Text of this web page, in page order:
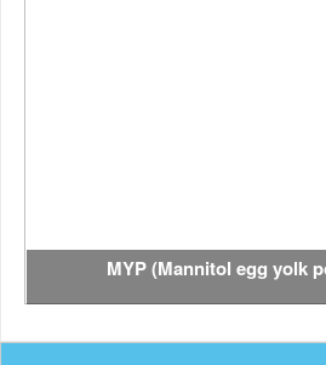
MYP (Mannitol egg yolk